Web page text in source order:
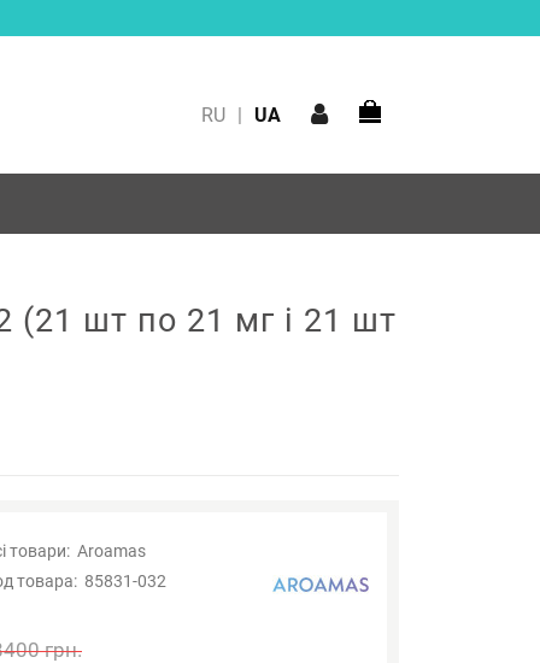
RU | UA
(21 шт по 21 мг і 21 шт
товари: Aroamas
товара: 85831-032
грн.